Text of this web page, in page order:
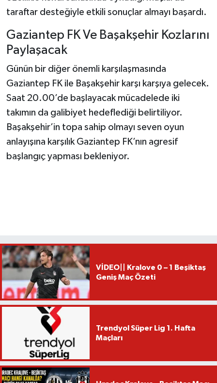
taraftar desteğiyle etkili sonuçlar almayı başardı.
Gaziantep FK Ve Başakşehir Kozlarını
Paylaşacak
Günün bir diğer önemli karşılaşmasında
Gaziantep FK ile Başakşehir karşı karşıya gelecek.
Saat 20.00’de başlayacak mücadelede iki
takımın da galibiyet hedeflediği belirtiliyor.
Başakşehir’in topa sahip olmayı seven oyun
anlayışına karşılık Gaziantep FK’nın agresif
başlangıç yapması bekleniyor.
VİDEO|| Kralove 0 – 1 Beşiktaş
Geniş Maç Özeti
Trendyol Süper Lig 1. Hafta
Maçları